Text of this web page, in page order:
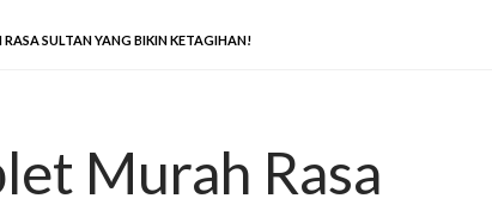
SULTAN YANG BIKIN KETAGIHAN!
Murah Rasa